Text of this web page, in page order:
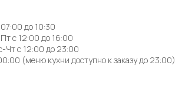
до 10:30
с 12:00 до 16:00
Чт с 12:00 до 23:00
(меню кухни доступно к заказу до 23:00)